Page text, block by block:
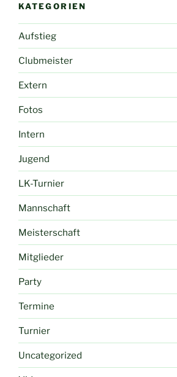
KATEGORIEN
Aufstieg
Clubmeister
Extern
Fotos
Intern
Jugend
LK-Turnier
Mannschaft
Meisterschaft
Mitglieder
Party
Termine
Turnier
Uncategorized